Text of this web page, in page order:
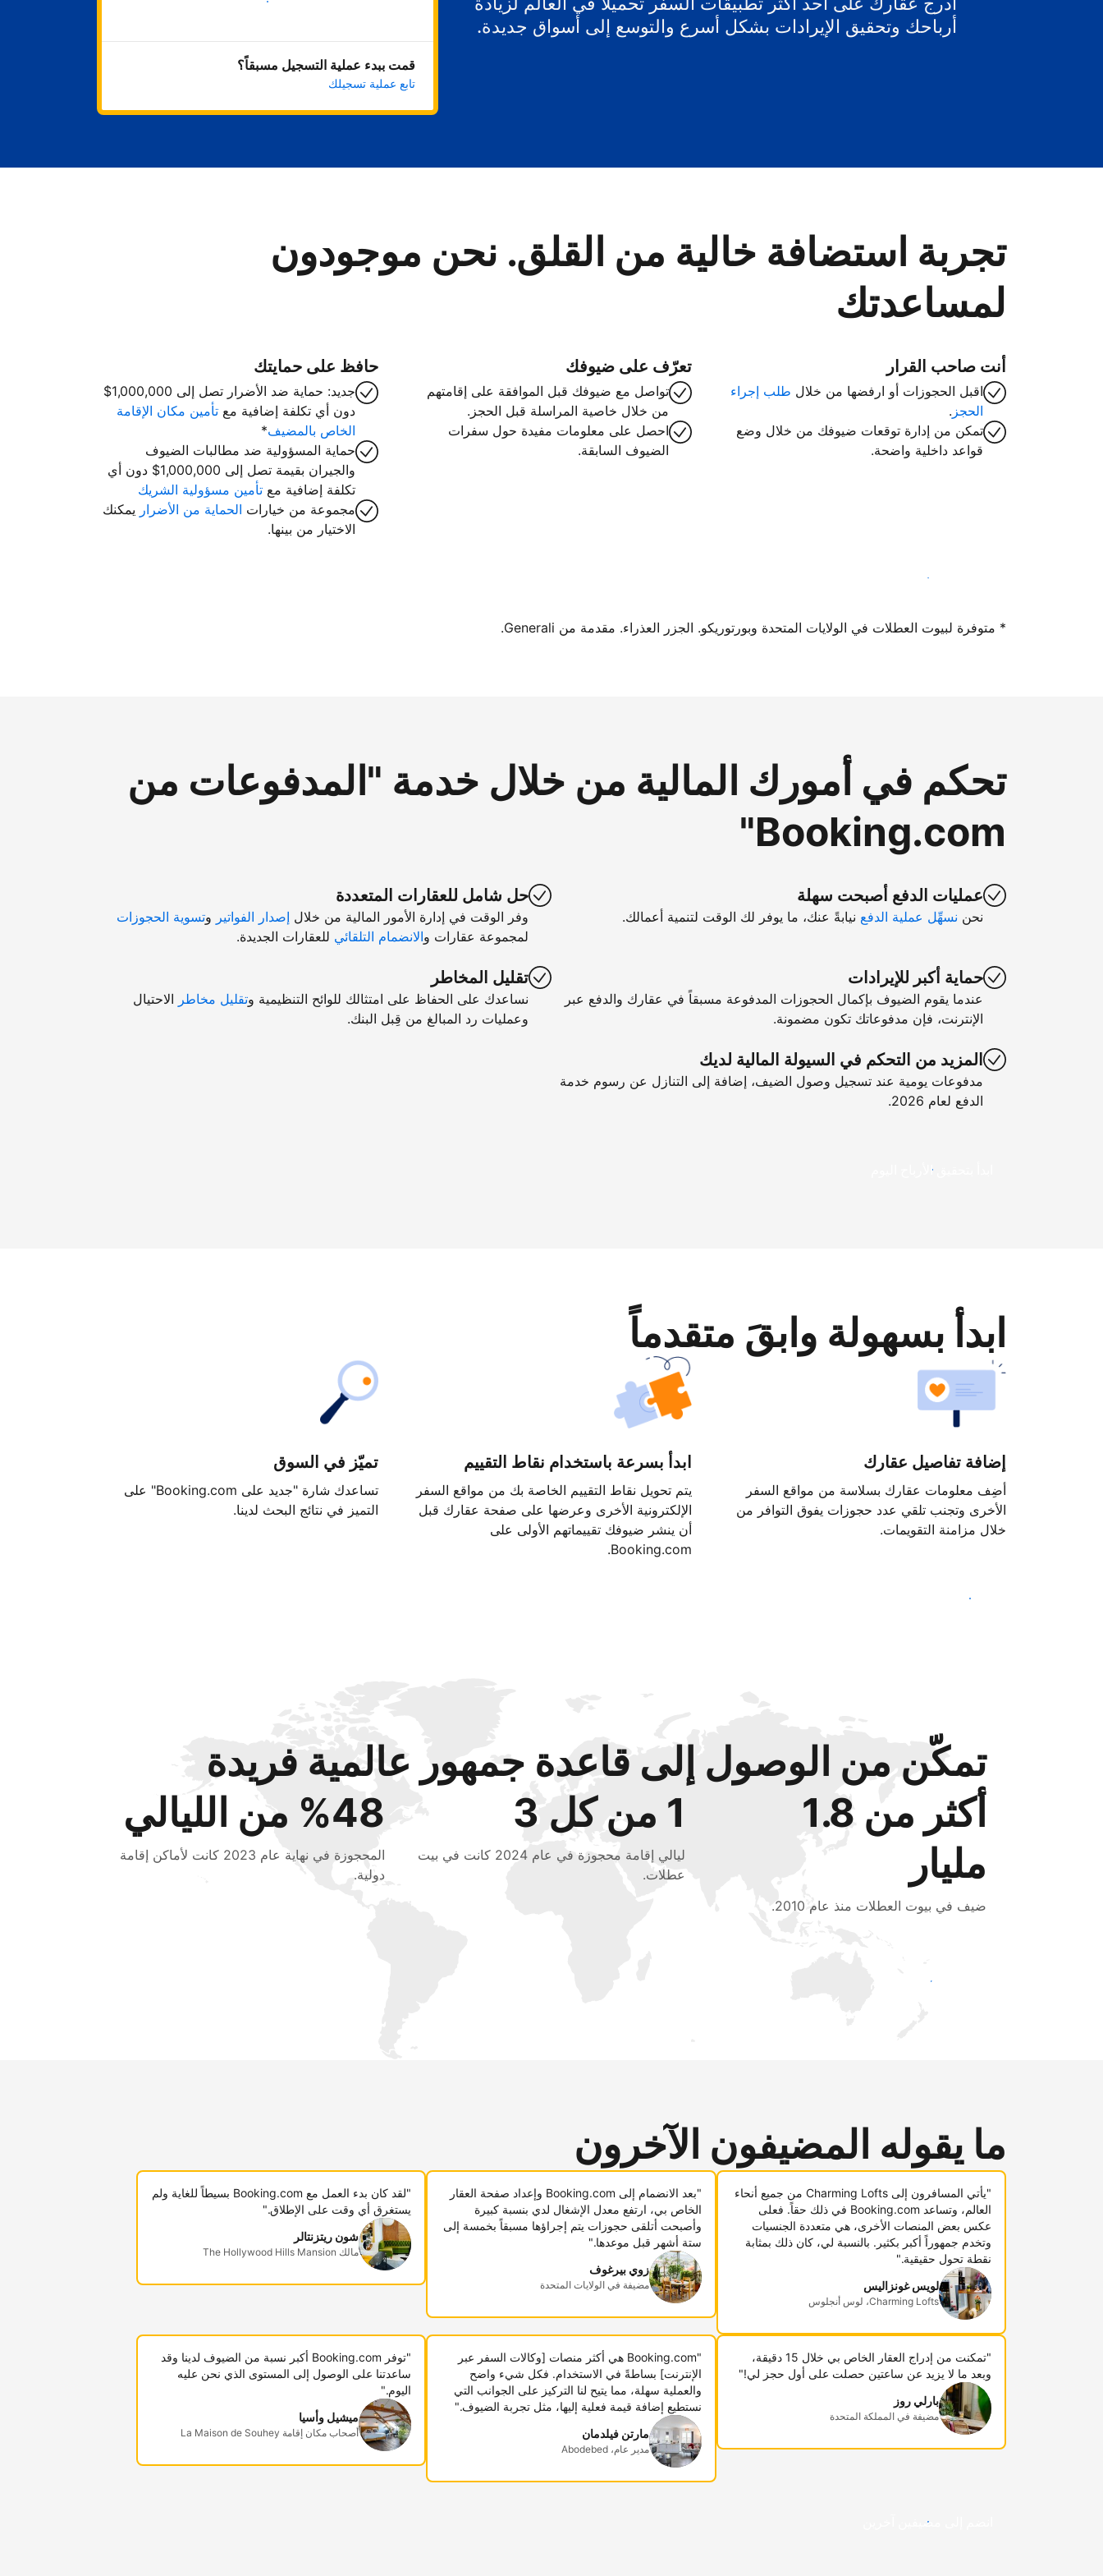
أرباحك وتحقيق الإيرادات بشكل أسرع والتوسع إلى أسواق جديدة.
قمت ببدء عملية التسجيل مسبقاً؟
تابع عملية تسجيلك
تجربة استضافة خالية من القلق. نحن موجودون
لمساعدتك
أنت صاحب القرار
اقبل الحجوزات أو ارفضها من خلال طلب إجراء
الحجز .
تمكن من إدارة توقعات ضيوفك من خلال وضع
قواعد داخلية واضحة.
تعرّف على ضيوفك
تواصل مع ضيوفك قبل الموافقة على إقامتهم
من خلال خاصية المراسلة قبل الحجز.
احصل على معلومات مفيدة حول سفرات
الضيوف السابقة.
حافظ على حمايتك
جديد: حماية ضد الأضرار تصل إلى 1,000,000$
دون أي تكلفة إضافية معتأمين مكان الإقامة
الخاص بالمضيف*
حماية المسؤولية ضد مطالبات الضيوف
والجيران بقيمة تصل إلى 1,000,000$ دون أي
تكلفة إضافية معتأمين مسؤولية الشريك
مجموعة من خيارات الحماية من الأضرار يمكنك
الاختيار من بينها.
سجِّل كمضيف لدينا اليوم
* متوفرة لبيوت العطلات في الولايات المتحدة وبورتوريكو. الجزر العذراء. مقدمة من Generali.
تحكم في أمورك المالية من خلال خدمة "المدفوعات من
Booking.com"
عمليات الدفع أصبحت سهلة
نحن نسهِّل عملية الدفع نيابةً عنك، ما يوفر لك الوقت لتنمية أعمالك.
حماية أكبر للإيرادات
عندما يقوم الضيوف بإكمال الحجوزات المدفوعة مسبقاً في عقارك والدفع عبر
الإنترنت، فإن مدفوعاتك تكون مضمونة.
المزيد من التحكم في السيولة المالية لديك
مدفوعات يومية عند تسجيل وصول الضيف، إضافة إلى التنازل عن رسوم خدمة
الدفع لعام 2026.
حل شامل للعقارات المتعددة
وفر الوقت في إدارة الأمور المالية من خلال إصدار الفواتير وتسوية الحجوزات
لمجموعة عقارات والانضمام التلقائي للعقارات الجديدة.
تقليل المخاطر
نساعدك على الحفاظ على امتثالك للوائح التنظيمية وتقليل مخاطر الاحتيال
وعمليات رد المبالغ من قِبل البنك.
ابدأ بتحقيق الأرباح اليوم
ابدأ بسهولة وابقَ متقدماً
إضافة تفاصيل عقارك
أضِف معلومات عقارك بسلاسة من مواقع السفر
الأخرى وتجنب تلقي عدد حجوزات يفوق التوافر من
خلال مزامنة التقويمات.
ابدأ بسرعة باستخدام نقاط التقييم
يتم تحويل نقاط التقييم الخاصة بك من مواقع السفر
الإلكترونية الأخرى وعرضها على صفحة عقارك قبل
أن ينشر ضيوفك تقييماتهم الأولى على
Booking.com.
تميّز في السوق
تساعدك شارة "جديد على Booking.com" على
التميز في نتائج البحث لدينا.
ابدأ اليوم
تمكّن من الوصول إلى قاعدة جمهور عالمية فريدة
أكثر من 1.8
مليار
ضيف في بيوت العطلات منذ عام 2010.
1 من كل 3
ليالي إقامة محجوزة في عام 2024 كانت في بيت
عطلات.
48‏% من الليالي
المحجوزة في نهاية عام 2023 كانت لأماكن إقامة
دولية.
اجذب ضيوف جدد اليوم
ما يقوله المضيفون الآخرون
"يأتي المسافرون إلى Charming Lofts من جميع أنحاء
العالم، وتساعد Booking.com في ذلك حقاً. فعلى
عكس بعض المنصات الأخرى، هي متعددة الجنسيات
وتخدم جمهوراً أكبر بكثير. بالنسبة لي، كان ذلك بمثابة
نقطة تحول حقيقية."
لويس غونزاليس
Charming Lofts، لوس أنجلوس
"بعد الانضمام إلى Booking.com وإعداد صفحة العقار
الخاص بي، ارتفع معدل الإشغال لدي بنسبة كبيرة
وأصبحت أتلقى حجوزات يتم إجراؤها مسبقاً بخمسة إلى
ستة أشهر قبل موعدها."
زوي بيرغوف
مضيفة في الولايات المتحدة
"لقد كان بدء العمل مع Booking.com بسيطاً للغاية ولم
يستغرق أي وقت على الإطلاق."
شون ريتزنتالر
مالك The Hollywood Hills Mansion
"تمكنت من إدراج العقار الخاص بي خلال 15 دقيقة،
وبعد ما لا يزيد عن ساعتين حصلت على أول حجز لي!"
بارلي روز
مضيفة في المملكة المتحدة
"Booking.com هي أكثر منصات [وكالات السفر عبر
الإنترنت] بساطةً في الاستخدام. فكل شيء واضح
والعملية سهلة، مما يتيح لنا التركيز على الجوانب التي
نستطيع إضافة قيمة فعلية إليها، مثل تجربة الضيوف."
مارتن فيلدمان
مدير عام، Abodebed
"توفر Booking.com أكبر نسبة من الضيوف لدينا وقد
ساعدتنا على الوصول إلى المستوى الذي نحن عليه
اليوم."
ميشيل وأسيا
أصحاب مكان إقامة La Maison de Souhey
انضم إلى مضيفين آخرين